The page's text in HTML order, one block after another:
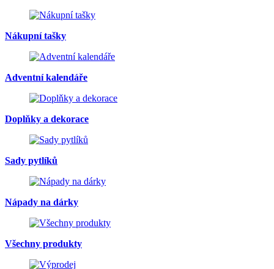
Nákupní tašky
Adventní kalendáře
Doplňky a dekorace
Sady pytlíků
Nápady na dárky
Všechny produkty